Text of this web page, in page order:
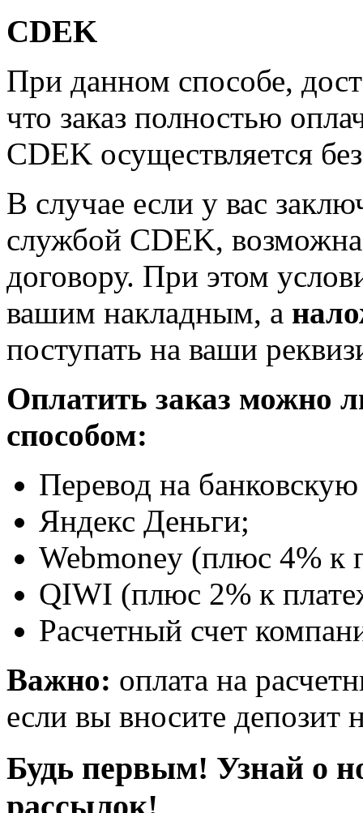
CDEK
При данном способе,
что заказ полностью
CDEK осуществляется
В случае если у вас
службой CDEK,
договору. При этом
вашим накладным, а
поступать на ваши
Оплатить заказ можно
способом:
Перевод на
Яндекс Деньги;
Webmoney (плюс 4% к
QIWI (плюс 2% к
Расчетный счет
Важно: оплата на
если вы вносите депозит
Будь первым! Узнай о